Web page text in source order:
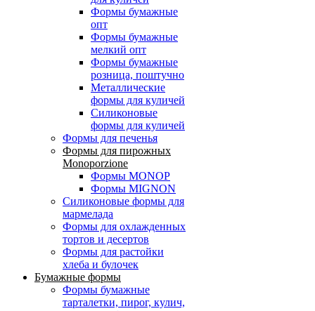
Формы бумажные
опт
Формы бумажные
мелкий опт
Формы бумажные
розница, поштучно
Металлические
формы для куличей
Силиконовые
формы для куличей
Формы для печенья
Формы для пирожных
Monoporzione
Формы MONOP
Формы MIGNON
Силиконовые формы для
мармелада
Формы для oхлажденных
тортов и десертов
Формы для растойки
хлеба и булочек
Бумажные формы
Формы бумажные
тарталетки, пирог, кулич,